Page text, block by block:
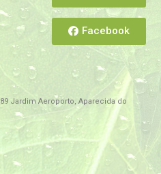
Jardim Aeroporto, Aparecida do
Facebook